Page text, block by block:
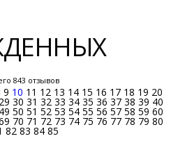
843 отзывов
9 10 11 12 13 14 15 16 17 18 19 20
29 30 31 32 33 34 35 36 37 38 39 40
49 50 51 52 53 54 55 56 57 58 59 60
70 71 72 73 74 75 76 77 78 79 80
82 83 84 85